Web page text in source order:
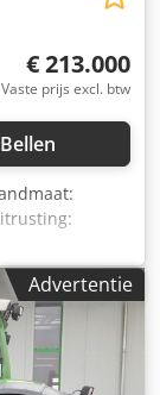
€ 213.000
Vaste prijs excl. btw
Bellen
D Dm Tspfx
Advertentie